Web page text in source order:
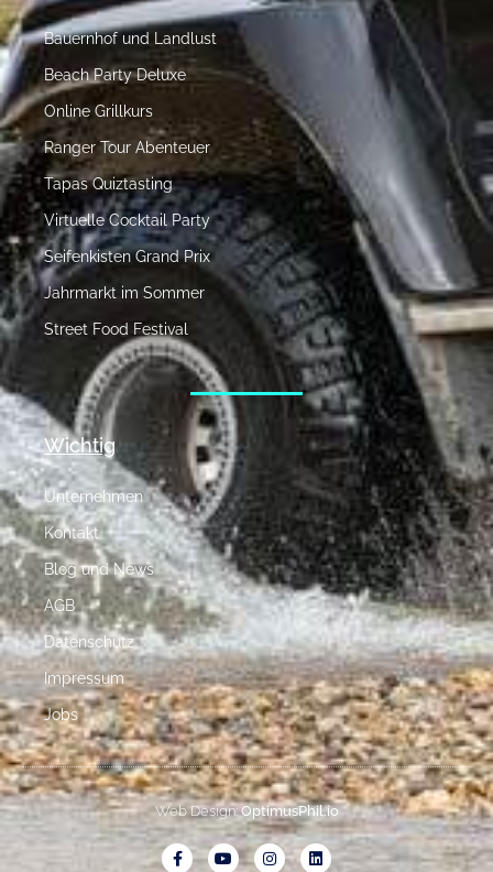
Bauernhof und Landlust
Beach Party Deluxe
Online Grillkurs
Ranger Tour Abenteuer
Tapas Quiztasting
Virtuelle Cocktail Party
Seifenkisten Grand Prix
Jahrmarkt im Sommer
Street Food Festival
Wichtig
Unternehmen
Kontakt
Blog und News
AGB
Datenschutz
Impressum
Jobs
Web Design:OptimusPhil.io